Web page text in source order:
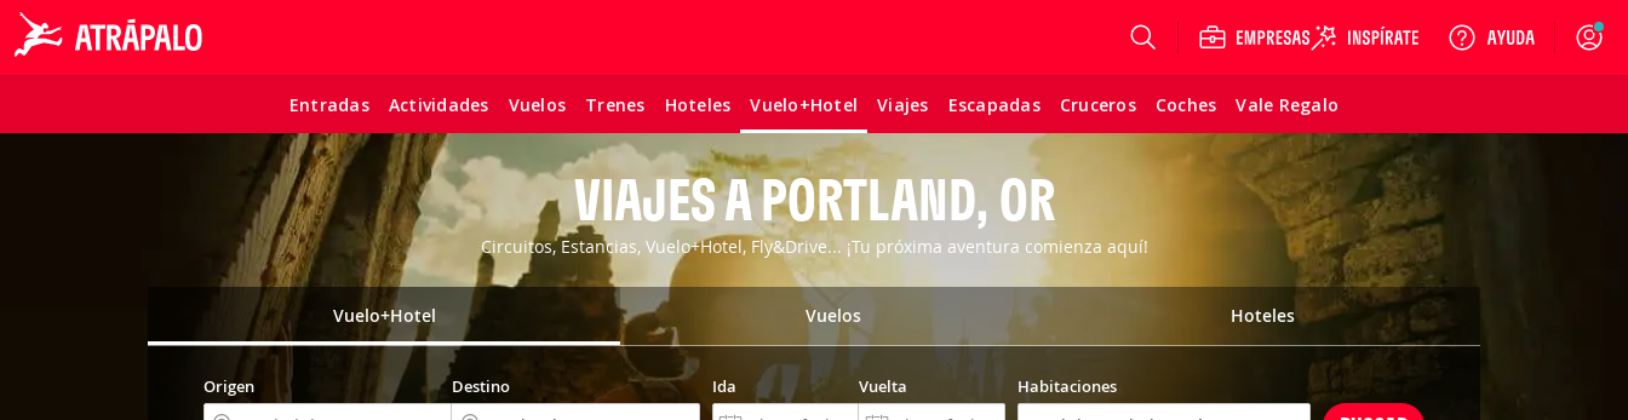
Entradas Actividades Vuelos Trenes Hoteles Vuelo+Hotel Viajes Escapadas Cruceros Coches Vale Regalo
Login
VIAJES A PORTLAND, OR
Circuitos, Estancias, Vuelo+Hotel, Fly&Drive... ¡Tu próxima aventura comienza aquí!
Vuelo+Hotel Vuelos Hoteles
Origen Destino Ida Vuelta Habitaciones